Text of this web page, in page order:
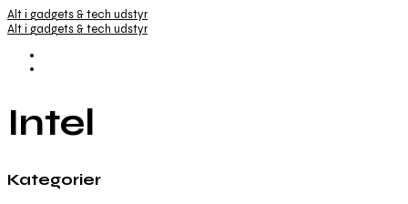
Alt i gadgets & tech udstyr
Alt i gadgets & tech udstyr
Intel
Kategorier